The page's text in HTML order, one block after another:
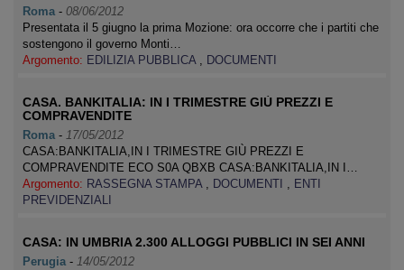
Roma - 08/06/2012
Presentata il 5 giugno la prima Mozione: ora occorre che i partiti che
sostengono il governo Monti…
Argomento: EDILIZIA PUBBLICA , DOCUMENTI
CASA. BANKITALIA: IN I TRIMESTRE GIÙ PREZZI E
COMPRAVENDITE
Roma - 17/05/2012
CASA:BANKITALIA,IN I TRIMESTRE GIÙ PREZZI E
COMPRAVENDITE ECO S0A QBXB CASA:BANKITALIA,IN I…
Argomento: RASSEGNA STAMPA , DOCUMENTI , ENTI
PREVIDENZIALI
CASA: IN UMBRIA 2.300 ALLOGGI PUBBLICI IN SEI ANNI
Perugia - 14/05/2012